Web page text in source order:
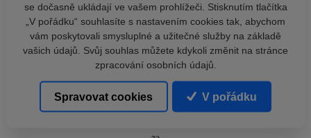
se dočasně ukládají ve vašem prohlížeči. Stisknutím tlačítka
„V pořádku“ souhlasíte s nastavením cookies tak, abychom
vám poskytovali smysluplné a užitečné služby na základě
vašich údajů. Svůj souhlas můžete kdykoli změnit na stránce
zpracování osobních údajů.
Spravovat cookies V pořádku